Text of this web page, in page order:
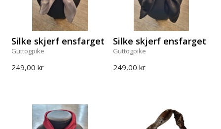
Silke skjerf ensfarget
Guttogpike
249,00 kr
Silke skjerf ensfarget
Guttogpike
249,00 kr